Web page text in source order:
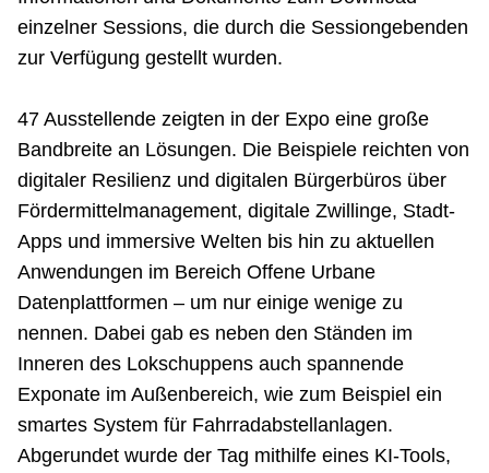
einzelner Sessions, die durch die Sessiongebenden
zur Verfügung gestellt wurden.
47 Ausstellende zeigten in der Expo eine große
Bandbreite an Lösungen. Die Beispiele reichten von
digitaler Resilienz und digitalen Bürgerbüros über
Fördermittelmanagement, digitale Zwillinge, Stadt-
Apps und immersive Welten bis hin zu aktuellen
Anwendungen im Bereich Offene Urbane
Datenplattformen – um nur einige wenige zu
nennen. Dabei gab es neben den Ständen im
Inneren des Lokschuppens auch spannende
Exponate im Außenbereich, wie zum Beispiel ein
smartes System für Fahrradabstellanlagen.
Abgerundet wurde der Tag mithilfe eines KI-Tools,